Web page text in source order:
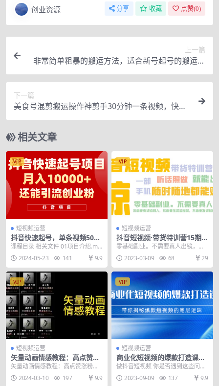
创业资源 分享 收藏 点赞(0)
上一篇
非常简单粗暴的搬运方法，适合新号起号的搬运技
术【适用抖音快手】
下一篇
美食号混剪搬运操作神剪手30分钟一条视频，快速
起号
相关文章
VIP
短视频运营
抖音快速起号，单条视频500
W播放量，既能变现又能引流
课程目录 相关文件 01项目介绍.mp
4 02变现方式.mp4 03视频制作,m...
2024-05-23 141 9.9
VIP
短视频运营
抖音短视频·带货特训营15期
一部手机 听话照做 就能出单
零基础副业。不需要真人出镜，不
需要卖货给熟人，不需要压资金囤
货，不需要发货和做售...
2023-03-09 68 29
VIP
短视频运营
矢量动画情感教程：高点赞涨
粉，适合情感、思维、创业教
育等赛道
矢量动画情感教程：高点赞涨粉，
适合情感、思维、创业教育等赛道
您的浏览器不支持h...
2024-03-10 197 9.9
VIP
短视频运营
商业化短视频的爆款打造课：
手把手带你揭秘爆款短视频的
底层逻辑（9节课）
做抖音短视频 你是否遇到这些问题?
对于任何商家而言，无论是电商还
是传统生意,流...
2023-09-09 137 9.9